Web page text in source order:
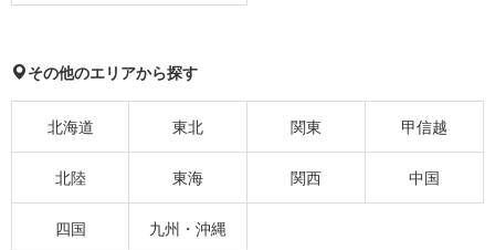
その他のエリアから探す
北海道 東北 関東 甲信越
北陸 東海 関西 中国
四国 九州・沖縄